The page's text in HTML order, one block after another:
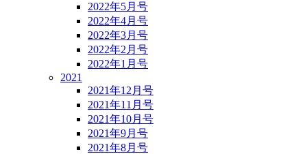
2022年5月号
2022年4月号
2022年3月号
2022年2月号
2022年1月号
2021
2021年12月号
2021年11月号
2021年10月号
2021年9月号
2021年8月号